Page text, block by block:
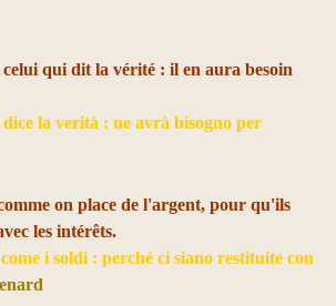
qui dit la vérité : il en aura besoin
la verità : ne avrà bisogno per
on place de l'argent, pour qu'ils
les intérêts.
i soldi : perché ci siano restituite con